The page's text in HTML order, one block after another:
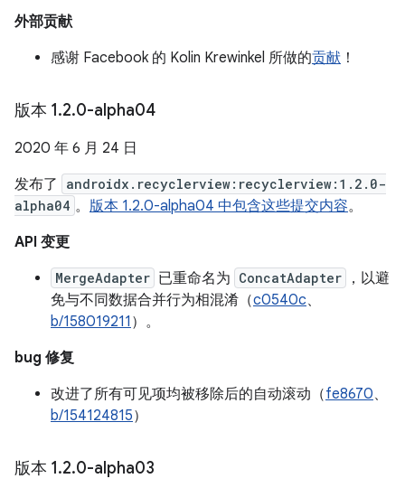
外部贡献
感谢 Facebook 的 Kolin Krewinkel 所做的贡献 ！
版本 1.2.0-alpha04
2020 年 6 月 24 日
发布了
androidx.recyclerview:recyclerview:1.2.0-
alpha04 。 版本 1.2.0-alpha04 中包含这些提交内容。
API 变更
MergeAdapter 已重命名为 ConcatAdapter
，以避
免与不同数据合并行为相混淆（c0540c、
b/158019211 ）。
bug 修复
改进了所有可见项均被移除后的自动滚动（fe8670、
b/154124815）
版本 1.2.0-alpha03